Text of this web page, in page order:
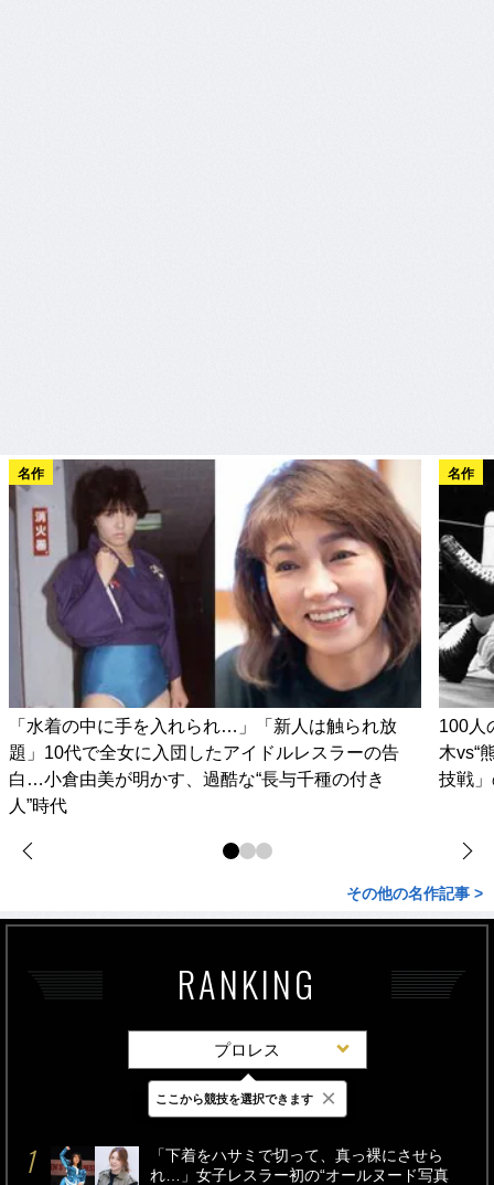
名作
「水着の中に手を入れられ…」「新人は触られ放
題」10代で全女に入団したアイドルレスラーの告
白…小倉由美が明かす、過酷な“長与千種の付き
人”時代
名作
100人
木vs“
技戦
その他の名作記事 >
RANKING
プロレス
最新 24時間 週間
「下着をハサミで切って、真っ裸にさせら
れ…」女子レスラー初の“オールヌード写真
ここから競技を選択できます ×